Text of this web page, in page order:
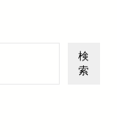
検
索